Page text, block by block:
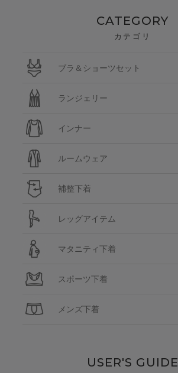
CATEGORY
カテゴリ
ブラ＆ショーツセット
ランジェリー
インナー
ルームウェア
補整下着
レッグアイテム
マタニティ下着
スポーツ下着
メンズ下着
USER'S GUIDE